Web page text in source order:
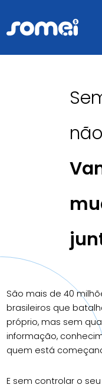
São mais de 40
brasileiros que
próprio, mas sem
informação,
quem está
E sem controlar o